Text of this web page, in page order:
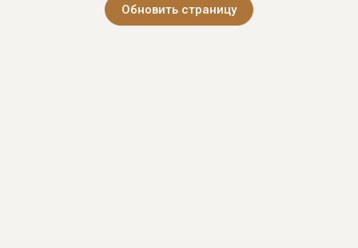
Обновить страницу